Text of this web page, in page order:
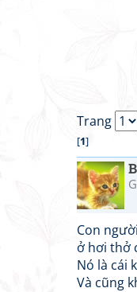
Trang
[1]
Con
ở hơi thở
Nó là cái
Và cũng